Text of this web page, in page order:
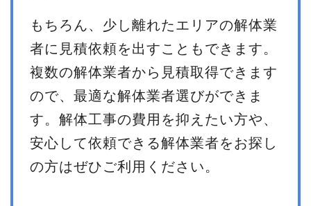
もちろん、少し離れたエリアの解体業
者に見積依頼を出すこともできます。
複数の解体業者から見積取得できます
ので、最適な解体業者選びができま
す。解体工事の費用を抑えたい方や、
安心して依頼できる解体業者をお探し
の方はぜひご利用ください。